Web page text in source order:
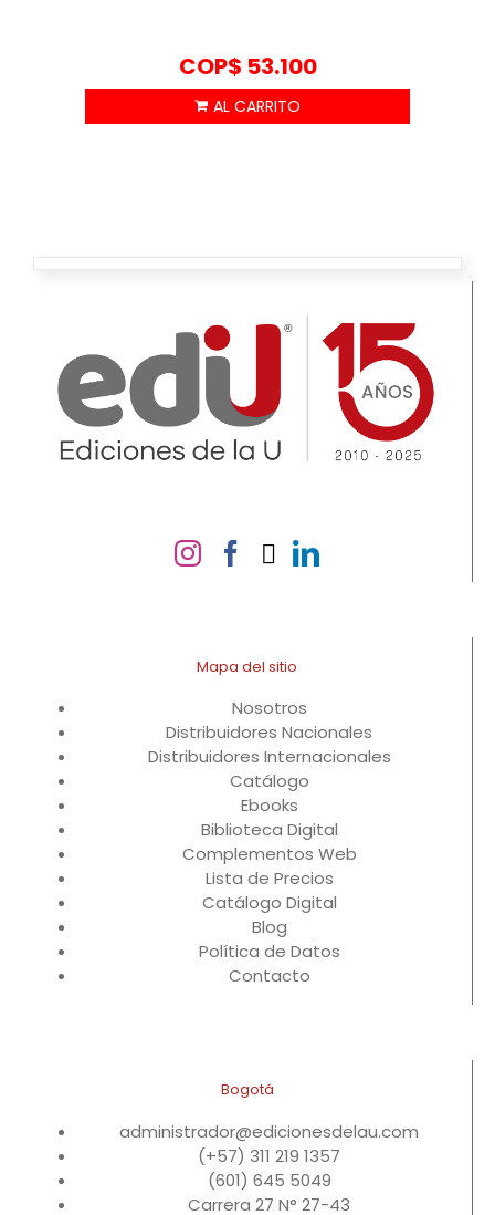
COP$ 53.100
Mapa del sitio
Nosotros
Distribuidores Nacionales
Distribuidores Internacionales
Catálogo
Ebooks
Biblioteca Digital
Complementos Web
Lista de Precios
Catálogo Digital
Blog
Política de Datos
Contacto
Bogotá
administrador@edicionesdelau.com
(+57) 311 219 1357
(601) 645 5049
Carrera 27 N° 27-43